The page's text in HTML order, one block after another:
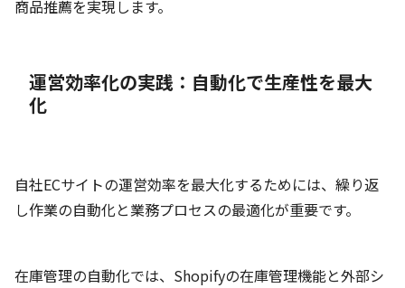
商品推薦を実現します。
運営効率化の実践：自動化で生産性を最大
化
自社ECサイトの運営効率を最大化するためには、繰り返
し作業の自動化と業務プロセスの最適化が重要です。
在庫管理の自動化では、Shopifyの在庫管理機能と外部シ